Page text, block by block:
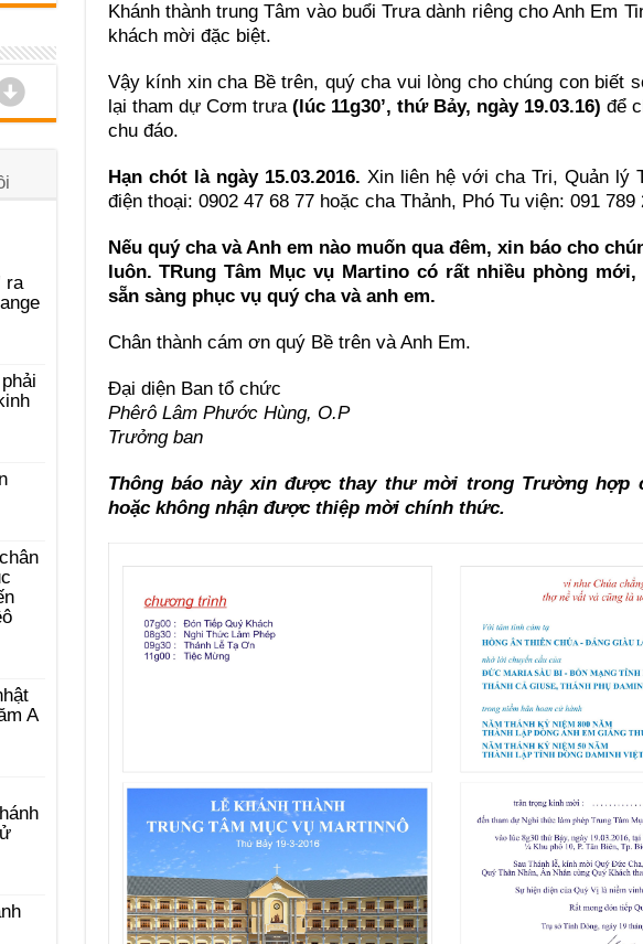
Khánh thành trung Tâm vào buổi Trưa dành riêng cho Anh Em
khách mời đặc biệt.
Vậy kính xin cha Bề trên, quý cha vui lòng cho chúng con biết
lại tham dự Cơm trưa (lúc 11g30’, thứ Bảy, ngày 19.03.16) để
chu đáo.
Hạn chót là ngày 15.03.2016. Xin liên hệ với cha Tri, Quản lý
điện thoại: 0902 47 68 77 hoặc cha Thảnh, Phó Tu viện: 091 789
Nếu quý cha và Anh em nào muốn qua đêm, xin báo cho
luôn. TRung Tâm Mục vụ Martino có rất nhiều phòng
sẵn sàng phục vụ quý cha và anh em.
Chân thành cám ơn quý Bề trên và Anh Em.
Đại diện Ban tổ chức
Phêrô Lâm Phước Hùng, O.P
Trưởng ban
Thông báo này xin được thay thư mời trong Trường hợp
hoặc không nhận được thiệp mời chính thức.
ra
A